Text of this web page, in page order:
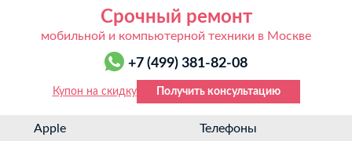
Срочный ремонт
мобильной и компьютерной техники в Москве
+7 (499) 381-82-08
Купон на скидку Получить консультацию
Apple Телефоны